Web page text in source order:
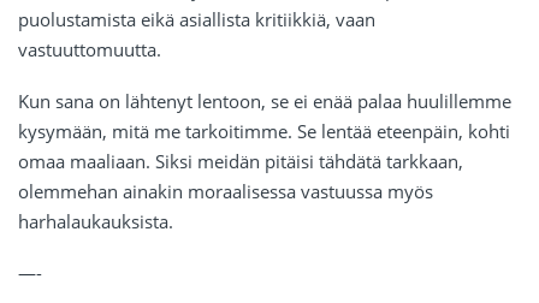
puolustamista eikä asiallista kritiikkiä, vaan
vastuuttomuutta.
Kun sana on lähtenyt lentoon, se ei enää palaa huulillemme
kysymään, mitä me tarkoitimme. Se lentää eteenpäin, kohti
omaa maaliaan. Siksi meidän pitäisi tähdätä tarkkaan,
olemmehan ainakin moraalisessa vastuussa myös
harhalaukauksista.
—-